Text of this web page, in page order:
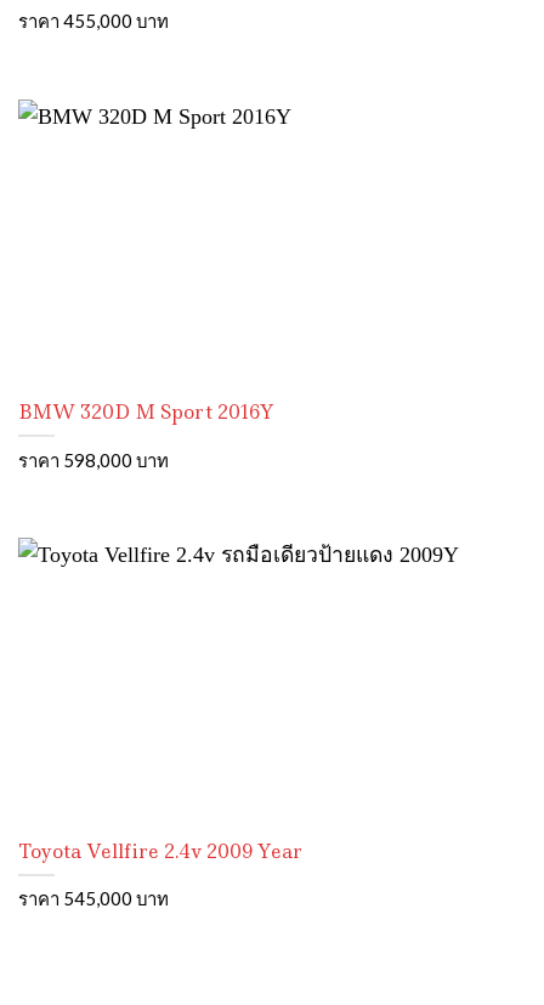
ราคา 455,000 บาท
BMW 320D M Sport 2016Y
ราคา 598,000 บาท
Toyota Vellfire 2.4v 2009 Year
ราคา 545,000 บาท